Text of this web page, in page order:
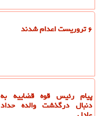
۶ تروریست اعدام شدند
پیام رئیس قوه قضاییه به
دنبال درگذشت والده حداد